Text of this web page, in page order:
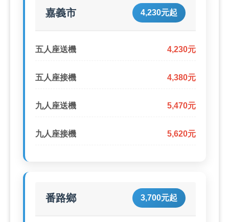
嘉義市 4,230元起
五人座送機 4,230元
五人座接機 4,380元
九人座送機 5,470元
九人座接機 5,620元
番路鄉 3,700元起